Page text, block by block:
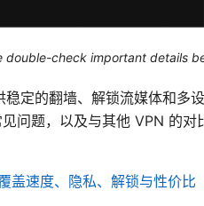
check important details
定的翻墙、解锁流媒体和多
问题，以及与其他 VPN 的对
盖速度、隐私、解锁与性价比